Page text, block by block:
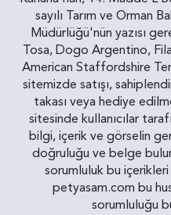
sayılı Tarım ve Orman
Müdürlüğü'nün yazısı
Tosa, Dogo Argentino,
American Staffordshire
sitemizde satışı,
takası veya hediye
sitesinde kullanıcılar
bilgi, içerik ve görselin
doğruluğu ve belge
sorumluluk bu
petyasam.com bu
sorumluluğu